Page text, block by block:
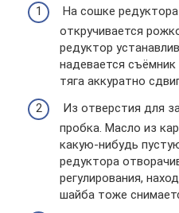
На сошке
откручивается
редуктор
надевается
тяга аккуратно
Из отверстия для
пробка. Масло из
какую-нибудь
редуктора
регулирования,
шайба тоже